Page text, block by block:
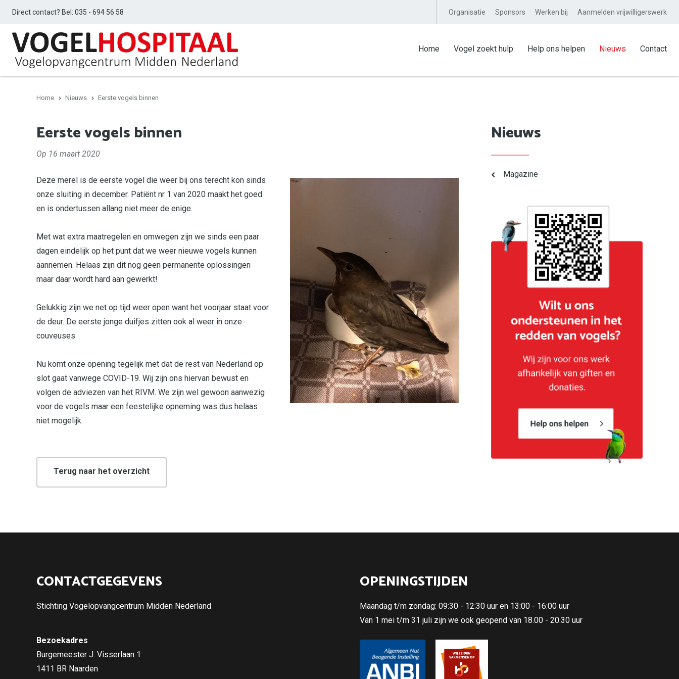
Direct contact? Bel: 035 - 694 56 58 Organisatie Sponsors Werken bij Aanmelden vrijwilligerswerk
Home Vogel zoekt hulp Help ons helpen Nieuws Contact
Home Nieuws Eerste vogels binnen
Eerste vogels binnen
Op 16 maart 2020
Deze merel is de eerste vogel die weer bij ons terecht kon sinds
onze sluiting in december. Patiënt nr 1 van 2020 maakt het goed
en is ondertussen allang niet meer de enige.
Met wat extra maatregelen en omwegen zijn we sinds een paar
dagen eindelijk op het punt dat we weer nieuwe vogels kunnen
aannemen. Helaas zijn dit nog geen permanente oplossingen
maar daar wordt hard aan gewerkt!
Gelukkig zijn we net op tijd weer open want het voorjaar staat voor
de deur. De eerste jonge duifjes zitten ook al weer in onze
couveuses.
Nu komt onze opening tegelijk met dat de rest van Nederland op
slot gaat vanwege COVID-19. Wij zijn ons hiervan bewust en
volgen de adviezen van het RIVM. We zijn wel gewoon aanwezig
voor de vogels maar een feestelijke opneming was dus helaas
niet mogelijk.
Terug naar het overzicht
Nieuws
Magazine
CONTACTGEGEVENS
Stichting Vogelopvangcentrum Midden Nederland
Bezoekadres
Burgemeester J. Visserlaan 1
1411 BR Naarden
OPENINGSTIJDEN
Maandag t/m zondag: 09:30 - 12:30 uur en 13:00 - 16:00 uur
Van 1 mei t/m 31 juli zijn we ook geopend van 18.00 - 20.30 uur